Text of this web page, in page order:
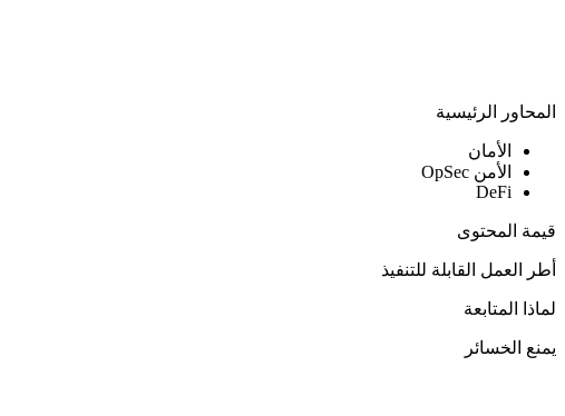
المحاور الرئيسية
الأمان
الأمن OpSec
DeFi
قيمة المحتوى
أطر العمل القابلة للتنفيذ
لماذا المتابعة
يمنع الخسائر